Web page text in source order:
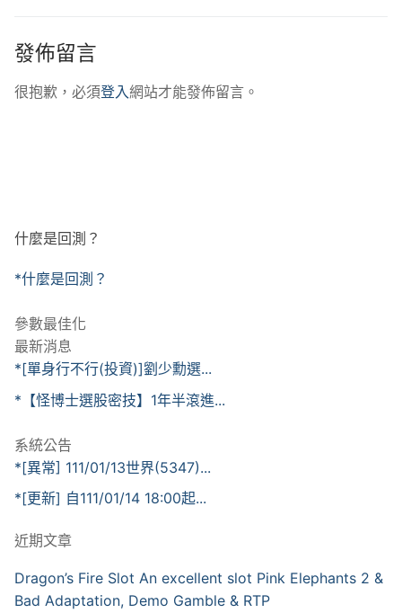
發佈留言
很抱歉，必須登入網站才能發佈留言。
什麼是回測？
*什麼是回測？
參數最佳化
最新消息
*[單身行不行(投資)]劉少勳選...
*【怪博士選股密技】1年半滾進...
系統公告
*[異常] 111/01/13世界(5347)...
*[更新] 自111/01/14 18:00起...
近期文章
Dragon’s Fire Slot An excellent slot Pink Elephants 2 &
Bad Adaptation, Demo Gamble & RTP